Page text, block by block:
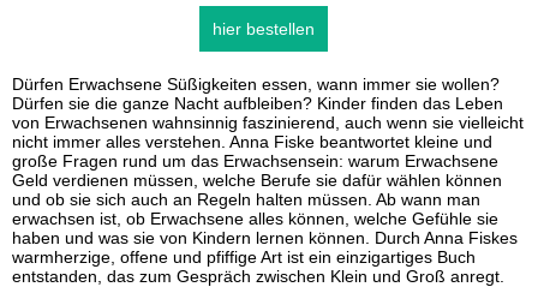
hier bestellen
Dürfen Erwachsene Süßigkeiten essen, wann immer sie wollen?
Dürfen sie die ganze Nacht aufbleiben? Kinder finden das Leben
von Erwachsenen wahnsinnig faszinierend, auch wenn sie vielleicht
nicht immer alles verstehen. Anna Fiske beantwortet kleine und
große Fragen rund um das Erwachsensein: warum Erwachsene
Geld verdienen müssen, welche Berufe sie dafür wählen können
und ob sie sich auch an Regeln halten müssen. Ab wann man
erwachsen ist, ob Erwachsene alles können, welche Gefühle sie
haben und was sie von Kindern lernen können. Durch Anna Fiskes
warmherzige, offene und pfiffige Art ist ein einzigartiges Buch
entstanden, das zum Gespräch zwischen Klein und Groß anregt.